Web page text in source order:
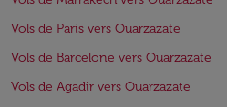
Vols de Paris vers Ouarzazate
Vols de Barcelone vers Ouarzazate
Vols de Agadir vers Ouarzazate